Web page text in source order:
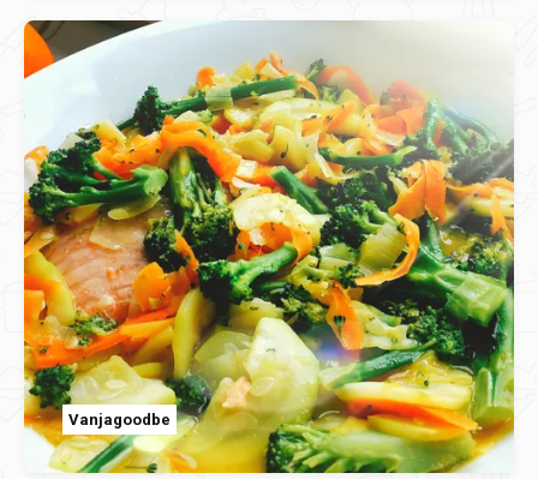
Vanjagoodbe